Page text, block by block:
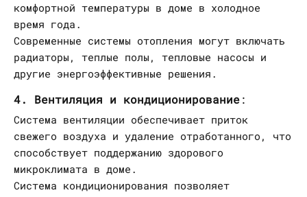
комфортной температуры в доме в холодное
время года.
Современные системы отопления могут включать
радиаторы, теплые полы, тепловые насосы и
другие энергоэффективные решения.
4. Вентиляция и кондиционирование:
Система вентиляции обеспечивает приток
свежего воздуха и удаление отработанного, что
способствует поддержанию здорового
микроклимата в доме.
Система кондиционирования позволяет